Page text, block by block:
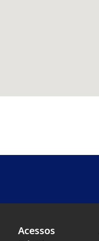
Acessos